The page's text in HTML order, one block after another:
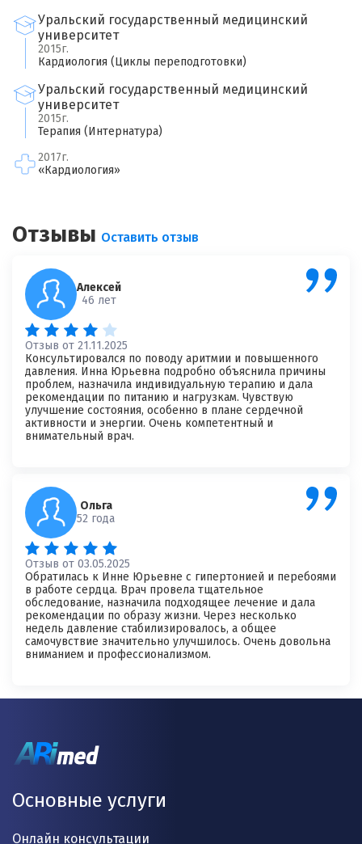
Уральский государственный медицинский
университет
2015г.
Кардиология (Циклы переподготовки)
Уральский государственный медицинский
университет
2015г.
Терапия (Интернатура)
2017г.
«Кардиология»
Отзывы Оставить отзыв
Алексей
46 лет
Отзыв от 21.11.2025
Консультировался по поводу аритмии и повышенного
давления. Инна Юрьевна подробно объяснила причины
проблем, назначила индивидуальную терапию и дала
рекомендации по питанию и нагрузкам. Чувствую
улучшение состояния, особенно в плане сердечной
активности и энергии. Очень компетентный и
внимательный врач.
Ольга
52 года
Отзыв от 03.05.2025
Обратилась к Инне Юрьевне с гипертонией и перебоями
в работе сердца. Врач провела тщательное
обследование, назначила подходящее лечение и дала
рекомендации по образу жизни. Через несколько
недель давление стабилизировалось, а общее
самочувствие значительно улучшилось. Очень довольна
вниманием и профессионализмом.
Спасибо, ваш отзыв на рассмотрении!
Ваш возраст
Ваша оценка врачу
Отзыв о враче
Я согласен наобработку моих персональных данных
Основные услуги
Онлайн консультации